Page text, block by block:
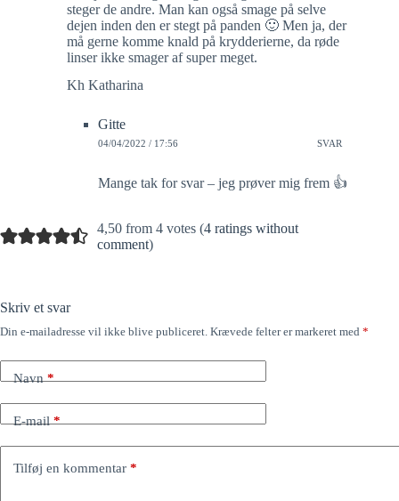
steger de andre. Man kan også smage på selve
dejen inden den er stegt på panden 🙂 Men ja, der
må gerne komme knald på krydderierne, da røde
linser ikke smager af super meget.
Kh Katharina
Gitte
04/04/2022 / 17:56 SVAR
Mange tak for svar – jeg prøver mig frem 👍
4,50 from 4 votes (4 ratings without
comment)
Skriv et svar
Din e-mailadresse vil ikke blive publiceret. Krævede felter er markeret med *
Navn*
E-mail*
Tilføj en kommentar *